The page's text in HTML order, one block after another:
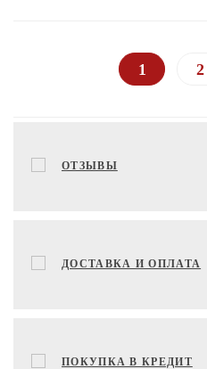
1 2
ОТЗЫВЫ
ДОСТАВКА И ОПЛАТА
ПОКУПКА В КРЕДИТ